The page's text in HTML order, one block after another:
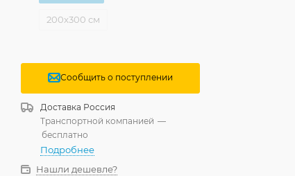
200x300 см
Сообщить о поступлении
Доставка Россия
Транспортной компанией —
бесплатно
Подробнее
Нашли дешевле?